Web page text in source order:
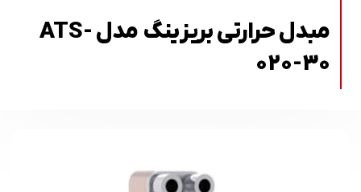
مبدل حرارتی بریزینگ مدل ATS-
020-30